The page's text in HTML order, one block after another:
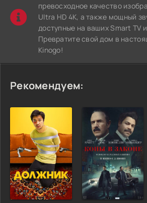
превосходное качество
Ultra HD 4K, а также мощный
доступные на ваших Smart TV и
Превратите свой дом в
Kinogo!
Рекомендуем: